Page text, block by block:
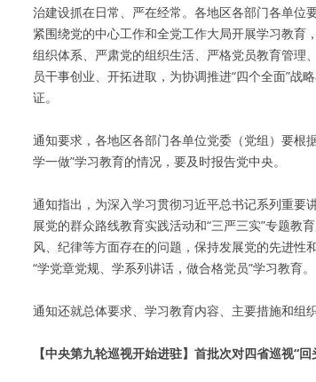
治建设抓在日常、严在经常。各地区各部门各单位
紧围绕党的中心工作和全党工作大局开展学习教育
组织体系、严肃党的组织生活、严格党员教育管理
员干事创业、开拓进取，为协调推进“四个全面”战
证。
通知要求，各地区各部门各单位党委（党组）要根
学一做”学习教育的情况，要及时报告党中央。
通知指出，为深入学习贯彻习近平总书记系列重要
展党的群众路线教育实践活动和“三严三实”专题教
风、纪律等方面存在的问题，保持发展党的先进性
“学党章党规、学系列讲话，做合格党员”学习教育。
通知还就总体要求、学习教育内容、主要措施和组
【中央第九轮巡视开始进驻】首批次对四省巡视“回